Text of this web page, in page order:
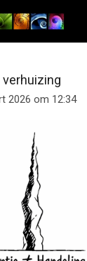
2026 om 12:34